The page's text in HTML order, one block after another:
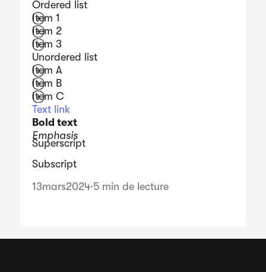
Ordered list
Item 1
Item 2
Item 3
Unordered list
Item A
Item B
Item C
Text link
Bold text
Emphasis
Superscript
Subscript
13mars2024·5 min de lecture